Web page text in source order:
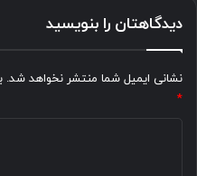
دیدگاهتان را بنویسید
نشانی ایمیل شما منتشر نخواهد شد.
*